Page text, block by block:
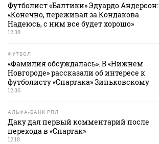
Футболист «Балтики» Эдуардо Андерсон:
«Конечно, переживал за Кондакова.
Надеюсь, с ним все будет хорошо»
12:38
ФУТБОЛ
«Фамилия обсуждалась». В «Нижнем
Новгороде» рассказали об интересе к
футболисту «Спартака» Зиньковскому
12:36
АЛЬФА-БАНК РПЛ
Даку дал первый комментарий после
перехода в «Спартак»
12:18